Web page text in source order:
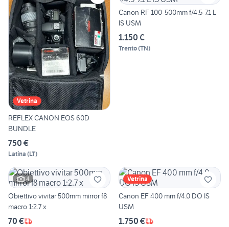
Vetrina
REFLEX CANON EOS 60D
BUNDLE
750 €
Latina (LT)
Canon RF 100-500mm f/4.5-7.1 L
IS USM
1.150 €
Trento(TN)
4
Obiettivo vivitar 500mm mirror f8
macro 1:2.7 x
70 €
Vetrina
Canon EF 400 mm f/4.0 DO IS
USM
1.750 €